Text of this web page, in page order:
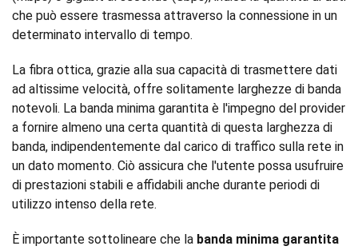
che può essere trasmessa attraverso la connessione in un
determinato intervallo di tempo.
La fibra ottica, grazie alla sua capacità di trasmettere dati
ad altissime velocità, offre solitamente larghezze di banda
notevoli. La banda minima garantita è l'impegno del provider
a fornire almeno una certa quantità di questa larghezza di
banda, indipendentemente dal carico di traffico sulla rete in
un dato momento. Ciò assicura che l'utente possa usufruire
di prestazioni stabili e affidabili anche durante periodi di
utilizzo intenso della rete.
È importante sottolineare che la banda minima garantita